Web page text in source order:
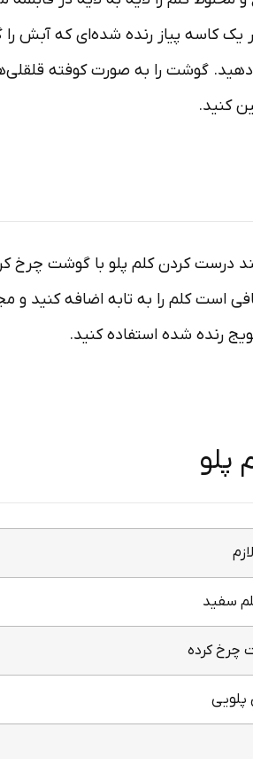
کاسه پیاز رنده شده‌ای که آبش را
دهید. گوشت را به صورت کوفته
کنید.
درست کردن کلم پلو با گوشت چرخ
است کلم را به تابه اضافه کنید
رنده شده استفاده کنید.
پلو
سفید
چرخ کرده
پلویی